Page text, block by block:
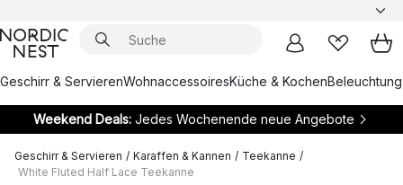
Geschirr & ServierenWohnaccessoiresKüche & KochenBeleuchtung
Weekend Deals:Jedes Wochenende neue Angebote
Geschirr & Servieren / Karaffen & Kannen / Teekanne /
White Fluted Half Lace Teekanne